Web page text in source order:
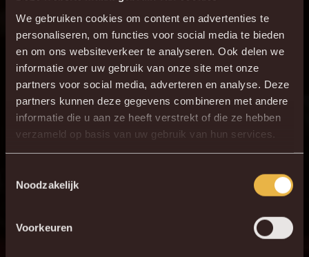
We gebruiken cookies om content en advertenties te
personaliseren, om functies voor social media te bieden
en om ons websiteverkeer te analyseren. Ook delen we
informatie over uw gebruik van onze site met onze
partners voor social media, adverteren en analyse. Deze
partners kunnen deze gegevens combineren met andere
informatie die u aan ze heeft verstrekt of die ze hebben
verzameld op basis van uw gebruik van hun services.
Noodzakelijk
Voorkeuren
R. Sanusi
ONZE OPSTELLING
1 G. Coucke
3 L. Bijker
30 J. Vanlerberghe
16 R. Schoofs